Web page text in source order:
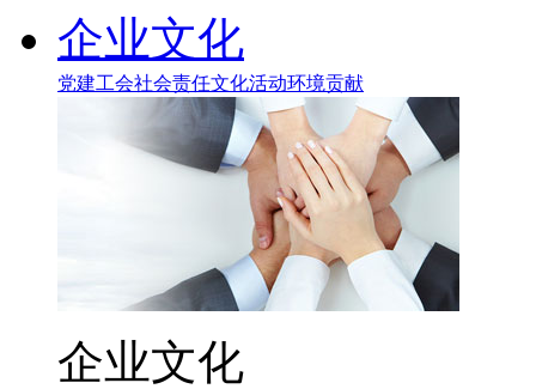
企业文化
党建工会社会责任文化活动环境贡献
企业文化